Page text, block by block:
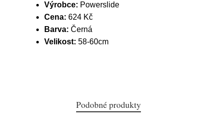
Výrobce: Powerslide
Cena: 624 Kč
Barva: Černá
Velikost: 58-60cm
Podobné produkty